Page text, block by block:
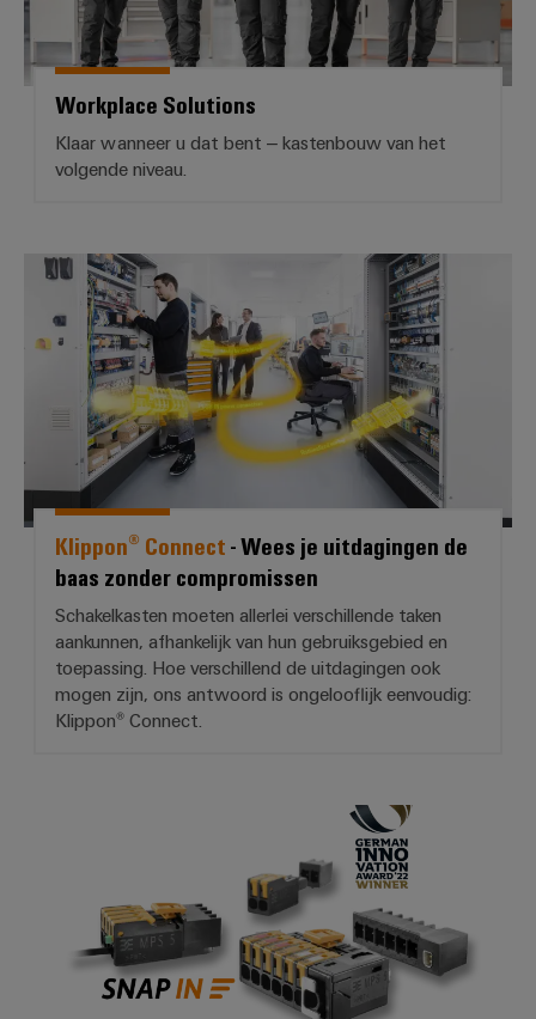
Workplace Solutions
Klaar wanneer u dat bent – kastenbouw van het
volgende niveau.
*Klippon® Connect* - Wees je
Klippon® Connect- Wees je uitdagingen de
baas zonder compromissen
Schakelkasten moeten allerlei verschillende taken
aankunnen, afhankelijk van hun gebruiksgebied en
toepassing. Hoe verschillend de uitdagingen ook
mogen zijn, ons antwoord is ongelooflijk eenvoudig:
Klippon® Connect.
*OMNIMATE® 4.0*